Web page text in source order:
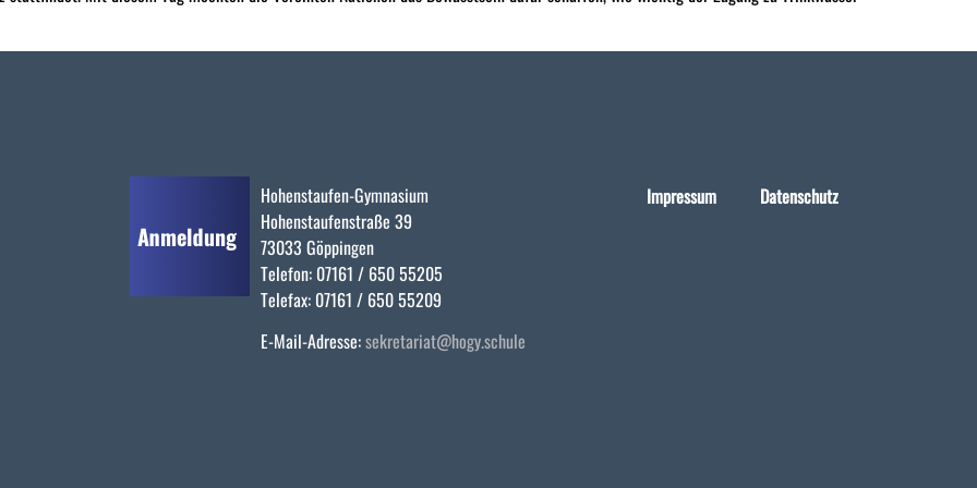
Hohenstaufen-Gymnasium
Hohenstaufenstraße 39
73033 Göppingen
Telefon: 07161 / 650 55205
Telefax: 07161 / 650 55209
E-Mail-Adresse:sekretariat@hogy.schule
Impressum Datenschutz